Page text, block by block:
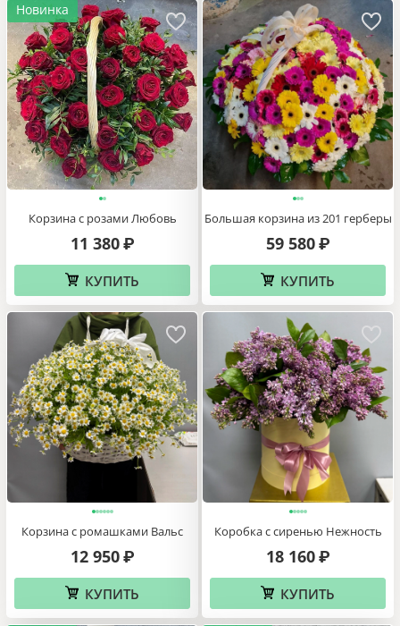
Новинка
Корзина с розами Любовь
11 380 ₽
КУПИТЬ
Большая корзина из 201 герберы
59 580 ₽
КУПИТЬ
Корзина с ромашками Вальс
12 950 ₽
КУПИТЬ
Коробка с сиренью Нежность
18 160 ₽
КУПИТЬ